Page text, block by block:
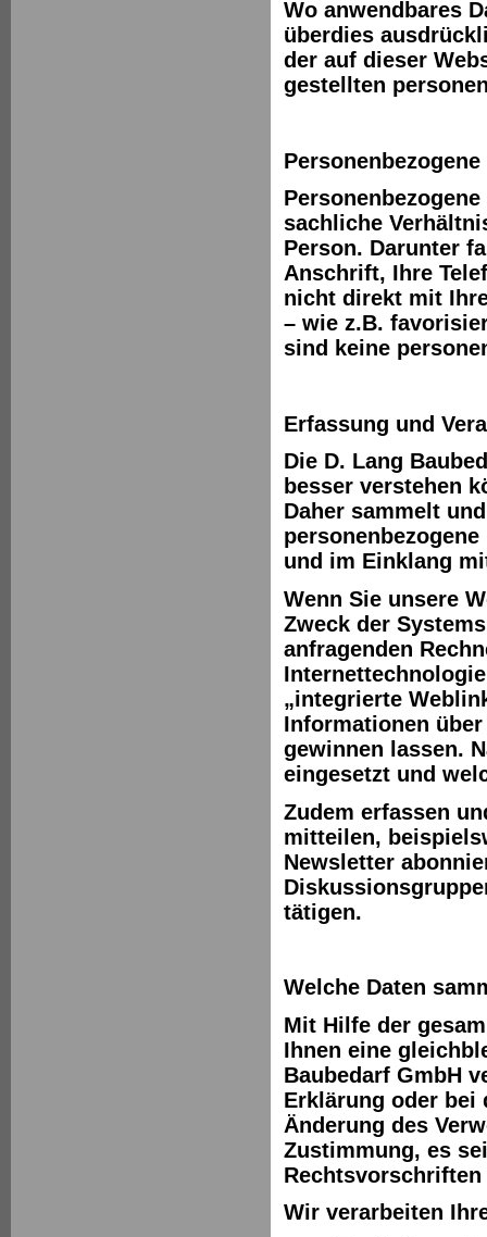
Wo anwendbares
überdies
der auf dieser
gestellten
Personenbezogene
sachliche
Person. Darunter
Anschrift, Ihre
nicht direkt mit
– wie z.B.
sind keine
Erfassung und
Die D. Lang
besser verstehen
Daher sammelt
und im Einklang
Wenn Sie unsere
Zweck der
anfragenden
„integrierte
Informationen
gewinnen lassen.
eingesetzt und
Zudem erfassen
mitteilen,
Newsletter
tätigen.
Welche Daten
Mit Hilfe der
Ihnen eine
Baubedarf GmbH
Erklärung oder bei
Änderung des
Zustimmung, es
Wir verarbeiten